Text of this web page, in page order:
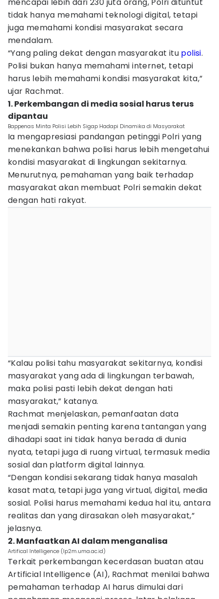
tidak hanya memahami teknologi digital, tetapi
juga memahami kondisi masyarakat secara
mendalam.
“Yang paling dekat dengan masyarakat itu polisi.
Polisi bukan hanya memahami internet, tetapi
harus lebih memahami kondisi masyarakat kita,”
ujar Rachmat.
1. Perkembangan di media sosial harus terus
dipantau
Bappenas Minta Polisi Lebih Sigap Hadapi Dinamika di Masyarakat
Ia mengapresiasi pandangan petinggi Polri yang
menekankan bahwa polisi harus lebih mengetahui
kondisi masyarakat di lingkungan sekitarnya.
Menurutnya, pemahaman yang baik terhadap
masyarakat akan membuat Polri semakin dekat
dengan hati rakyat.
“Kalau polisi tahu masyarakat sekitarnya, kondisi
masyarakat yang ada di lingkungan terbawah,
maka polisi pasti lebih dekat dengan hati
masyarakat,” katanya.
Rachmat menjelaskan, pemanfaatan data
menjadi semakin penting karena tantangan yang
dihadapi saat ini tidak hanya berada di dunia
nyata, tetapi juga di ruang virtual, termasuk media
sosial dan platform digital lainnya.
“Dengan kondisi sekarang tidak hanya masalah
kasat mata, tetapi juga yang virtual, digital, media
sosial. Polisi harus memahami kedua hal itu, antara
realitas dan yang dirasakan oleh masyarakat,”
jelasnya.
2. Manfaatkan AI dalam menganalisa
Artifical Intelligence (Ip2m.uma.ac.id)
Terkait perkembangan kecerdasan buatan atau
Artificial Intelligence (AI), Rachmat menilai bahwa
pemahaman terhadap AI harus dimulai dari